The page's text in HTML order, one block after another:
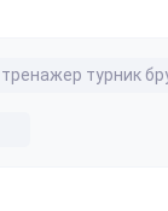
турник